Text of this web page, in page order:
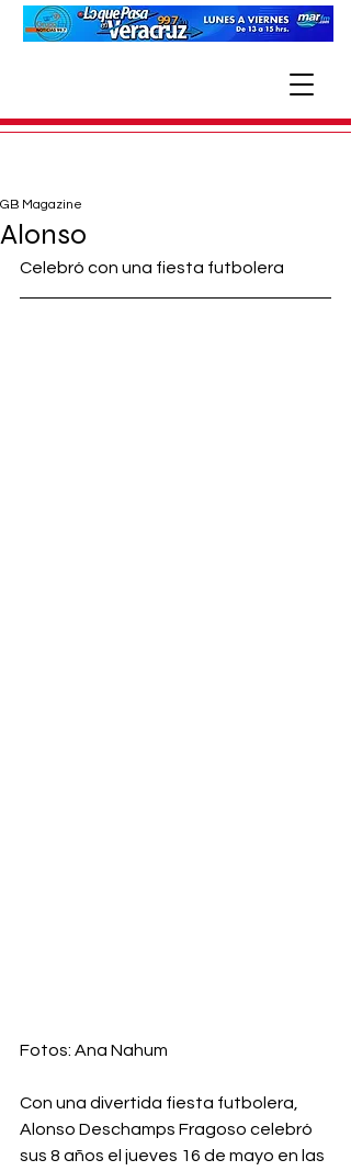
Alonso
GB Magazine
Celebró con una fiesta futbolera
Fotos: Ana Nahum
Con una divertida fiesta futbolera,
Alonso Deschamps Fragoso celebró
sus 8 años el jueves 16 de mayo en las